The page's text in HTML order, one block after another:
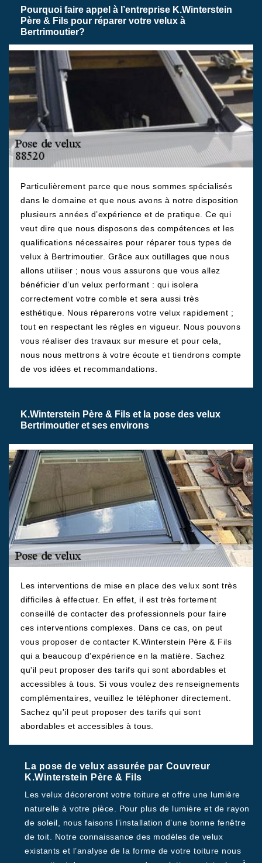
Pourquoi faire appel à l’entreprise K.Winterstein
Père & Fils pour réparer votre velux à
Bertrimoutier?
Particulièrement parce que nous sommes spécialisés
dans le domaine et que nous avons à notre disposition
plusieurs années d’expérience et de pratique. Ce qui
veut dire que nous disposons des compétences et les
qualifications nécessaires pour réparer tous types de
velux à Bertrimoutier. Grâce aux outillages que nous
allons utiliser ; nous vous assurons que vous allez
bénéficier d’un velux performant : qui isolera
correctement votre comble et sera aussi très
esthétique. Nous réparerons votre velux rapidement ;
tout en respectant les règles en vigueur. Nous pouvons
vous réaliser des travaux sur mesure et pour cela,
nous nous mettrons à votre écoute et tiendrons compte
de vos idées et recommandations.
K.Winterstein Père & Fils et la pose des velux
Bertrimoutier et ses environs
Les interventions de mise en place des velux sont très
difficiles à effectuer. En effet, il est très fortement
conseillé de contacter des professionnels pour faire
ces interventions complexes. Dans ce cas, on peut
vous proposer de contacter K.Winterstein Père & Fils
qui a beaucoup d'expérience en la matière. Sachez
qu'il peut proposer des tarifs qui sont abordables et
accessibles à tous. Si vous voulez des renseignements
complémentaires, veuillez le téléphoner directement.
Sachez qu'il peut proposer des tarifs qui sont
abordables et accessibles à tous.
La pose de velux assurée par Couvreur
K.Winterstein Père & Fils
Les velux décoreront votre toiture et offre une lumière
naturelle à votre pièce. Pour plus de lumière et de rayon
de soleil, nous faisons l’installation d’une bonne fenêtre
de toit. Notre connaissance des modèles de velux
existants et l’analyse de la forme de votre toiture nous